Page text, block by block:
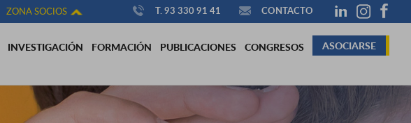
ZONA SOCIOS T. 93 330 91 41 CONTACTO
INVESTIGACIÓN FORMACIÓN PUBLICACIONES CONGRESOS ASOCIARSE